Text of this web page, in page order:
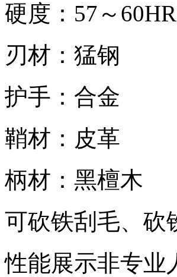
硬度：57～
刃材：猛钢
护手：合金
鞘材：皮革
柄材：黑檀木
可砍铁刮毛、砍
性能展示非专业